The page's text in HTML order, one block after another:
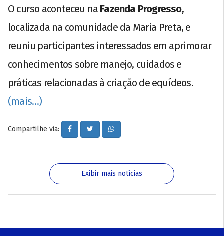
O curso aconteceu na Fazenda Progresso,
localizada na comunidade da Maria Preta, e
reuniu participantes interessados em aprimorar
conhecimentos sobre manejo, cuidados e
práticas relacionadas à criação de equídeos.
(mais…)
Compartilhe via:
Exibir mais notícias